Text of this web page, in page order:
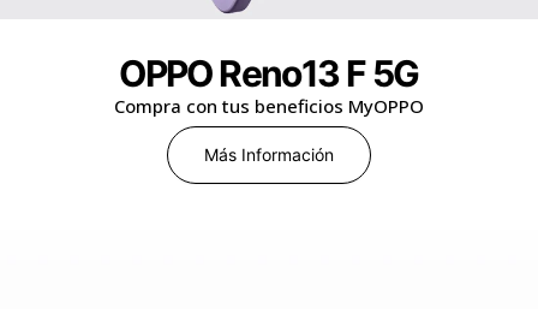
OPPO Reno13 F 5G
Compra con tus beneficios MyOPPO
Más Información